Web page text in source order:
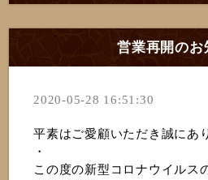
営業再開のお
2020-05-28 16:51:30
平素はご愛顧いただき誠にあ
・
この度の新型コロナウイルス